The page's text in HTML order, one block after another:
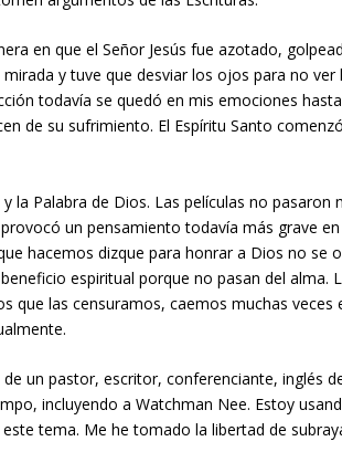
en que el Señor Jesús fue azotado,
y tuve que desviar los ojos para no ver
todavía se quedó en mis emociones
de su sufrimiento. El Espíritu Santo
la Palabra de Dios. Las películas no pasaron
un pensamiento todavía más grave
hacemos dizque para honrar a Dios no se
espiritual porque no pasan del alma.
que las censuramos, caemos muchas veces
un pastor, escritor, conferenciante, inglés
incluyendo a Watchman Nee. Estoy
tema. Me he tomado la libertad de